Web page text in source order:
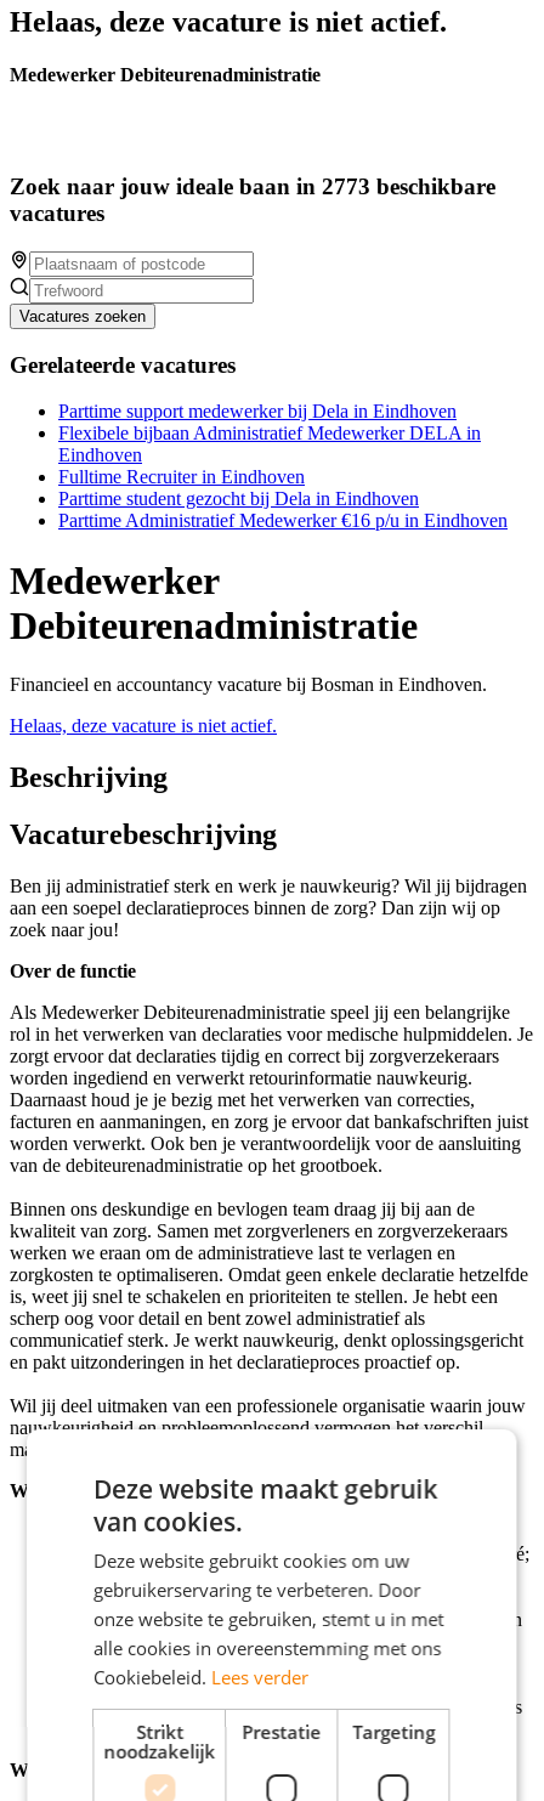
Helaas, deze vacature is niet actief.
Medewerker Debiteurenadministratie
Zoek naar jouw ideale baan in 2773 beschikbare
vacatures
Vacatures zoeken
Gerelateerde vacatures
Parttime support medewerker bij Dela in Eindhoven
Flexibele bijbaan Administratief Medewerker DELA in
Eindhoven
Fulltime Recruiter in Eindhoven
Parttime student gezocht bij Dela in Eindhoven
Parttime Administratief Medewerker €16 p/u in Eindhoven
Medewerker
Debiteurenadministratie
Financieel en accountancy vacature bij Bosman in Eindhoven.
Helaas, deze vacature is niet actief.
Beschrijving
Vacaturebeschrijving
Ben jij administratief sterk en werk je nauwkeurig? Wil jij bijdragen
aan een soepel declaratieproces binnen de zorg? Dan zijn wij op
zoek naar jou!
Over de functie
Als Medewerker Debiteurenadministratie speel jij een belangrijke
rol in het verwerken van declaraties voor medische hulpmiddelen. Je
zorgt ervoor dat declaraties tijdig en correct bij zorgverzekeraars
worden ingediend en verwerkt retourinformatie nauwkeurig.
Daarnaast houd je je bezig met het verwerken van correcties,
facturen en aanmaningen, en zorg je ervoor dat bankafschriften juist
worden verwerkt. Ook ben je verantwoordelijk voor de aansluiting
van de debiteurenadministratie op het grootboek.
Binnen ons deskundige en bevlogen team draag jij bij aan de
kwaliteit van zorg. Samen met zorgverleners en zorgverzekeraars
werken we eraan om de administratieve last te verlagen en
zorgkosten te optimaliseren. Omdat geen enkele declaratie hetzelfde
is, weet jij snel te schakelen en prioriteiten te stellen. Je hebt een
scherp oog voor detail en bent zowel administratief als
communicatief sterk. Je werkt nauwkeurig, denkt oplossingsgericht
en pakt uitzonderingen in het declaratieproces proactief op.
Wil jij deel uitmaken van een professionele organisatie waarin jouw
nauwkeurigheid en probleemoplossend vermogen het verschil
maken? Solliciteer vandaag
Wat vragen wij van jou
MBO werk- en denkniveau;
Een afgeronde financieel-administratieve opleiding is een pré;
Warm-zakelijke persoonlijkheid en een 'samen zorgen we
ervoor' mentaliteit;
Uitstekende beheersing van de Nederlandse taal in woord en
geschrift;
Goede beheersing van computersystemen en MS Office
(Excel, Word, Outlook);
Kennis van en ervaring met Microsoft Dynamics Navision is
een pré.
Wat bieden wij jou
Deze website maakt gebruik
van cookies.
Deze website gebruikt cookies om uw
gebruikerservaring te verbeteren. Door
onze website te gebruiken, stemt u in met
alle cookies in overeenstemming met ons
Cookiebeleid. Lees verder
Strikt
noodzakelijk
Prestatie Targeting